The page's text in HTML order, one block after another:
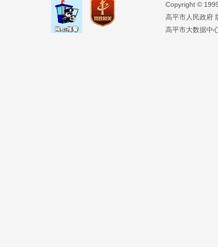
Copyright ©️
高平市人民政府
高平市大数据